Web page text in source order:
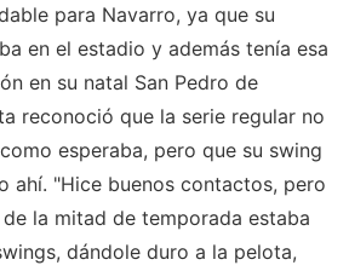
para Navarro, ya que su
en el estadio y además tenía esa
en su natal San Pedro de
reconoció que la serie regular no
esperaba, pero que su swing
ahí. "Hice buenos contactos, pero
la mitad de temporada estaba
dándole duro a la pelota,